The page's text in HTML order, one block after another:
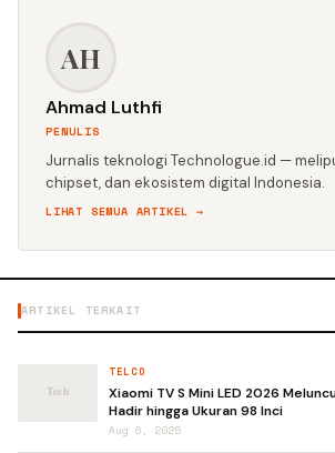
AH
Ahmad Luthfi
PENULIS
Jurnalis teknologi Technologue.id —
chipset, dan ekosistem digital Indonesia.
LIHAT SEMUA ARTIKEL →
ARTIKEL TERKAIT
TELCO
Xiaomi TV S Mini LED 2026
Hadir hingga Ukuran 98 Inci
Aug 6, 2026